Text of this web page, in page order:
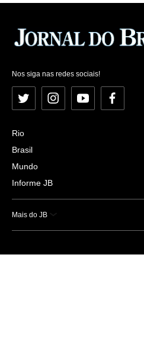
Nos siga nas redes sociais!
Twitter InstagramYouTubeFacebook
Rio
Brasil
Mundo
Informe JB
Mais do JB
Esportes